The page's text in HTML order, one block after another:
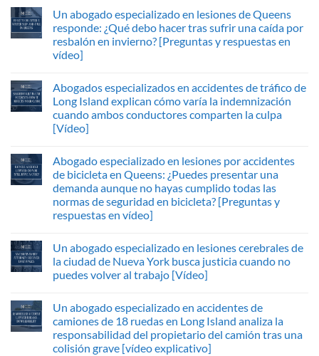
Un abogado especializado en lesiones de Queens
responde: ¿Qué debo hacer tras sufrir una caída por
resbalón en invierno? [Preguntas y respuestas en
vídeo]
Abogados especializados en accidentes de tráfico de
Long Island explican cómo varía la indemnización
cuando ambos conductores comparten la culpa
[Vídeo]
Abogado especializado en lesiones por accidentes
de bicicleta en Queens: ¿Puedes presentar una
demanda aunque no hayas cumplido todas las
normas de seguridad en bicicleta? [Preguntas y
respuestas en vídeo]
Un abogado especializado en lesiones cerebrales de
la ciudad de Nueva York busca justicia cuando no
puedes volver al trabajo [Vídeo]
Un abogado especializado en accidentes de
camiones de 18 ruedas en Long Island analiza la
responsabilidad del propietario del camión tras una
colisión grave [vídeo explicativo]